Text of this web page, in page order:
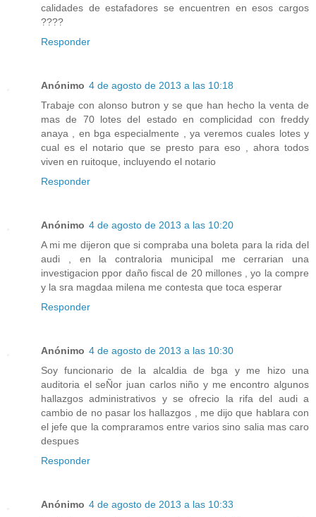
calidades de estafadores se encuentren en esos cargos
????
Responder
Anónimo 4 de agosto de 2013 a las 10:18
Trabaje con alonso butron y se que han hecho la venta de
mas de 70 lotes del estado en complicidad con freddy
anaya , en bga especialmente , ya veremos cuales lotes y
cual es el notario que se presto para eso , ahora todos
viven en ruitoque, incluyendo el notario
Responder
Anónimo 4 de agosto de 2013 a las 10:20
A mi me dijeron que si compraba una boleta para la rida del
audi , en la contraloria municipal me cerrarian una
investigacion ppor daño fiscal de 20 millones , yo la compre
y la sra magdaa milena me contesta que toca esperar
Responder
Anónimo 4 de agosto de 2013 a las 10:30
Soy funcionario de la alcaldia de bga y me hizo una
auditoria el seÑor juan carlos niño y me encontro algunos
hallazgos administrativos y se ofrecio la rifa del audi a
cambio de no pasar los hallazgos , me dijo que hablara con
el jefe que la compraramos entre varios sino salia mas caro
despues
Responder
Anónimo 4 de agosto de 2013 a las 10:33